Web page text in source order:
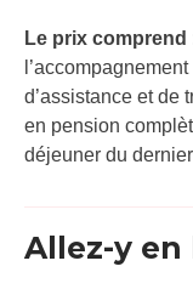
Le prix comprend
d’assistance et de
en pension
déjeuner du
Allez-y en